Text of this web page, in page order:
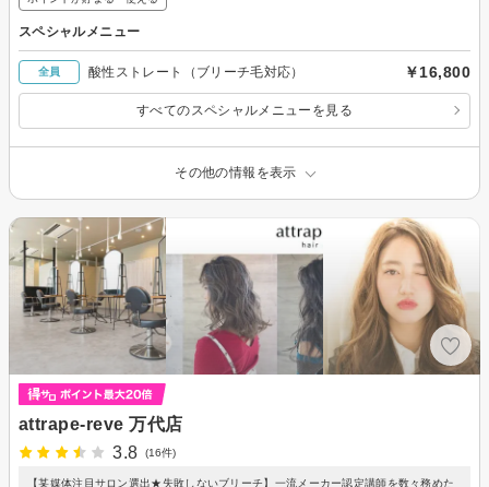
スペシャルメニュー
全員 酸性ストレート（ブリーチ毛対応） ￥16,800
すべてのスペシャルメニューを見る
その他の情報を表示
attrape-reve 万代店
3.8
(16件)
【某媒体注目サロン選出★失敗しないブリーチ】一流メーカー認定講師を数々務めた